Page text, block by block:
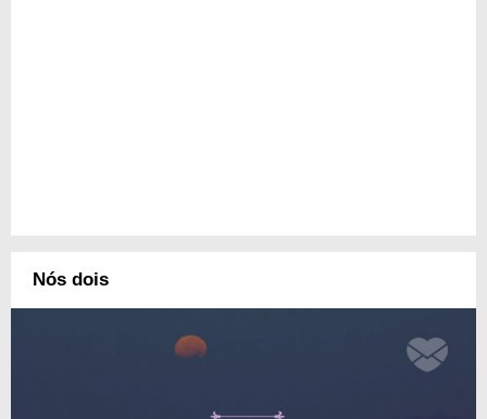
Nós dois